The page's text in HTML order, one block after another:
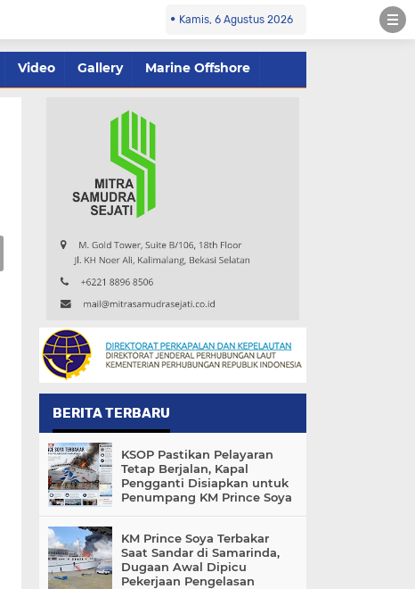
Kamis, 6 Agustus 2026
Video Gallery Marine Offshore
BERITA TERBARU
KSOP Pastikan Pelayaran
Tetap Berjalan, Kapal
Pengganti Disiapkan untuk
Penumpang KM Prince Soya
KM Prince Soya Terbakar
Saat Sandar di Samarinda,
Dugaan Awal Dipicu
Pekerjaan Pengelasan